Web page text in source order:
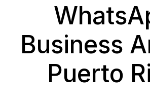
Business
Puerto